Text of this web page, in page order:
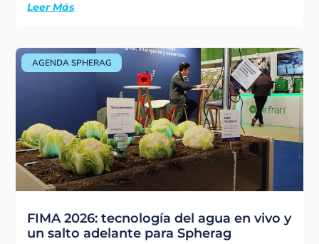
Leer Más
AGENDA SPHERAG
FIMA 2026: tecnología del agua en vivo y
un salto adelante para Spherag